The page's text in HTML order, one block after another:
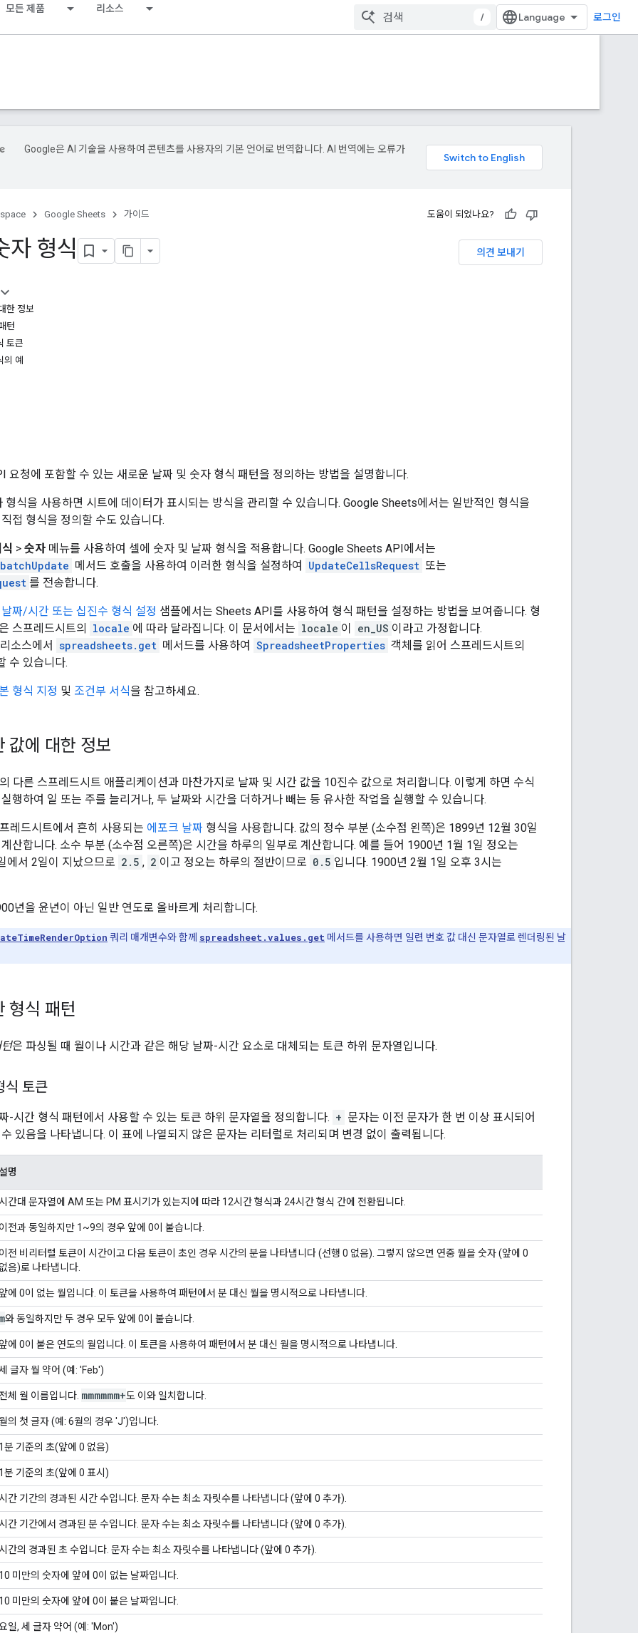
모든 제품 리소스
/ 로그인
Google은 AI 기술을 사용하여 콘텐츠를 사용자의 기본 언어로 번역합니다. AI 번역에는 오류가
Google Sheets 가이드 도움이 되었나요?
의견 보내기
자 형식
한 정보
턴
토큰
의 예
요청에 포함할 수 있는 새로운 날짜 및 숫자 형식 패턴을 정의하는 방법을 설명합니다.
형식을 사용하면 시트에 데이터가 표시되는 방식을 관리할 수 있습니다. Google Sheets에서는 일반적인 형식을
직접 형식을 정의할 수도 있습니다.
> 숫자 메뉴를 사용하여 셀에 숫자 및 날짜 형식을 적용합니다. Google Sheets API에서는
메서드 호출을 사용하여 이러한 형식을 설정하여 UpdateCellsRequest 또는
를 전송합니다.
날짜/시간 또는 십진수 형식 설정 샘플에서는 Sheets API를 사용하여 형식 패턴을 설정하는 방법을 보여줍니다. 형
스프레드시트의
locale 에 따라 달라집니다. 이 문서에서는 locale 이 en_US 이라고 가정합니다.
리소스에서 spreadsheets.get 메서드를 사용하여 SpreadsheetProperties 객체를 읽어 스프레드시트의
수 있습니다.
형식 지정 및 조건부 서식을 참고하세요.
값에 대한 정보
다른 스프레드시트 애플리케이션과 마찬가지로 날짜 및 시간 값을 10진수 값으로 처리합니다. 이렇게 하면 수식
실행하여 일 또는 주를 늘리거나, 두 날짜와 시간을 더하거나 빼는 등 유사한 작업을 실행할 수 있습니다.
레드시트에서 흔히 사용되는 에포크 날짜 형식을 사용합니다. 값의 정수 부분 (소수점 왼쪽)은 1899년 12월 30일
계산합니다. 소수 부분 (소수점 오른쪽)은 시간을 하루의 일부로 계산합니다. 예를 들어 1900년 1월 1일 정오는
에서 2일이 지났으므로 2.5 , 2 이고 정오는 하루의 절반이므로 0.5 입니다. 1900년 2월 1일 오후 3시는
년을 윤년이 아닌 일반 연도로 올바르게 처리합니다.
쿼리 매개변수와 함께 spreadsheet.values.get 메서드를 사용하면 일련 번호 값 대신 문자열로 렌더링된 날
형식 패턴
턴은 파싱될 때 월이나 시간과 같은 해당 날짜-시간 요소로 대체되는 토큰 하위 문자열입니다.
식 토큰
-시간 형식 패턴에서 사용할 수 있는 토큰 하위 문자열을 정의합니다. + 문자는 이전 문자가 한 번 이상 표시되어
수 있음을 나타냅니다. 이 표에 나열되지 않은 문자는 리터럴로 처리되며 변경 없이 출력됩니다.
명
간대 문자열에 AM 또는 PM 표시기가 있는지에 따라 12시간 형식과 24시간 형식 간에 전환됩니다.
이전과 동일하지만 1~9의 경우 앞에 0이 붙습니다.
이전 비리터럴 토큰이 시간이고 다음 토큰이 초인 경우 시간의 분을 나타냅니다 (선행 0 없음). 그렇지 않으면 연중 월을 숫자 (앞에 0
없음)로 나타냅니다.
앞에 0이 없는 월입니다. 이 토큰을 사용하여 패턴에서 분 대신 월을 명시적으로 나타냅니다.
m와 동일하지만 두 경우 모두 앞에 0이 붙습니다.
앞에 0이 붙은 연도의 월입니다. 이 토큰을 사용하여 패턴에서 분 대신 월을 명시적으로 나타냅니다.
글자 월 약어 (예: 'Feb')
전체 월 이름입니다. mmmmmm+도 이와 일치합니다.
월의 첫 글자 (예: 6월의 경우 'J')입니다.
1분 기준의 초(앞에 0 없음)
1분 기준의 초(앞에 0 표시)
간 기간의 경과된 시간 수입니다. 문자 수는 최소 자릿수를 나타냅니다 (앞에 0 추가).
간 기간에서 경과된 분 수입니다. 문자 수는 최소 자릿수를 나타냅니다 (앞에 0 추가).
간의 경과된 초 수입니다. 문자 수는 최소 자릿수를 나타냅니다 (앞에 0 추가).
10 미만의 숫자에 앞에 0이 없는 날짜입니다.
10 미만의 숫자에 앞에 0이 붙은 날짜입니다.
일, 세 글자 약어 (예: 'Mon')